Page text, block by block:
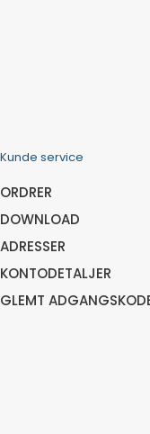
Kunde service
ORDRER
DOWNLOAD
ADRESSER
KONTODETALJER
GLEMT